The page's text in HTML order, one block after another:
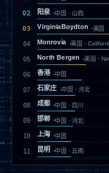
广州 中国 · 广东
深圳 中国 · 广东
重庆 中国
沧州 中国 · 河北
哈尔滨 中国 · 黑龙江
潍坊 中国 · 山东